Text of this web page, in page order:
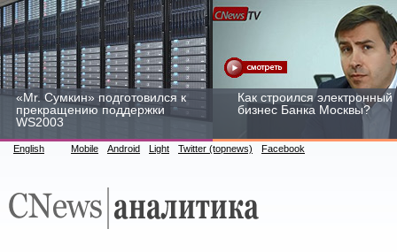
«Mr. Сумкин» подготовился к
прекращению поддержки
WS2003
Как строился электронный
бизнес Банка Москвы?
English Mobile Android Light Twitter (topnews) Facebook